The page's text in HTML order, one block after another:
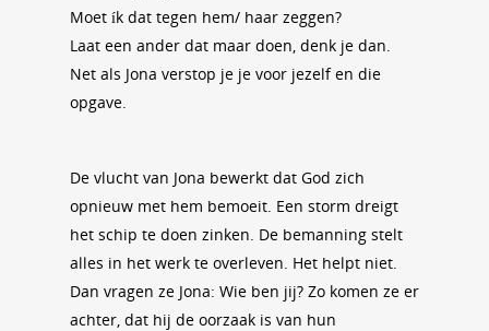
Moet ík dat tegen hem/ haar zeggen?
Laat een ander dat maar doen, denk je dan.
Net als Jona verstop je je voor jezelf en die
opgave.
De vlucht van Jona bewerkt dat God zich
opnieuw met hem bemoeit. Een storm dreigt
het schip te doen zinken. De bemanning stelt
alles in het werk te overleven. Het helpt niet.
Dan vragen ze Jona: Wie ben jij? Zo komen ze er
achter, dat hij de oorzaak is van hun